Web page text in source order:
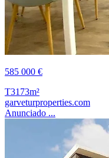
585 000 €
T3173m²
garveturproperties.com
Anunciado ...